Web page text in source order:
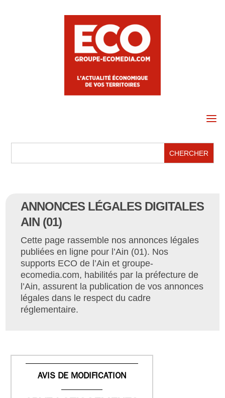
a
ANNONCES LÉGALES DIGITALES
AIN (01)
Cette page rassemble nos annonces légales
publiées en ligne pour l’Ain (01). Nos
supports ECO de l’Ain et groupe-
ecomedia.com, habilités par la préfecture de
l’Ain, assurent la publication de vos annonces
légales dans le respect du cadre
réglementaire.
AVIS DE MODIFICATION